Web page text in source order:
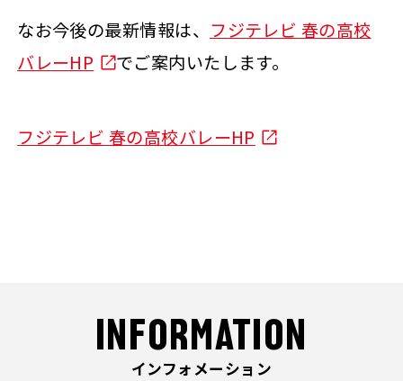
なお今後の最新情報は、 フジテレビ 春の高校
バレーHP
でご案内いたします。
フジテレビ 春の高校バレーHP
INFORMATION
インフォメーション